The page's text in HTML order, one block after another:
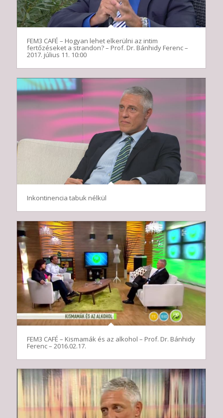
FEM3 CAFÉ – Hogyan lehet elkerülni az intim
fertőzéseket a strandon? – Prof. Dr. Bánhidy Ferenc –
2017. július 11. 10:00
Inkontinencia tabuk nélkül
FEM3 CAFÉ – Kismamák és az alkohol – Prof. Dr. Bánhidy
Ferenc – 2016.02.17.